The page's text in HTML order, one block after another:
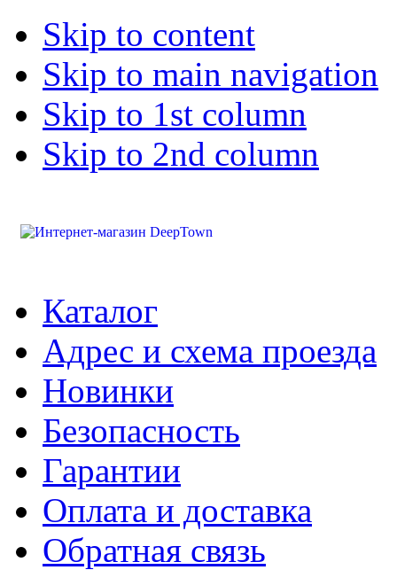
Skip to content
Skip to main navigation
Skip to 1st column
Skip to 2nd column
Каталог
Адрес и схема проезда
Новинки
Безопасность
Гарантии
Оплата и доставка
Обратная связь